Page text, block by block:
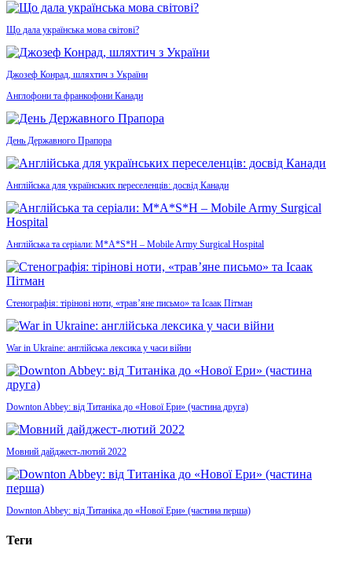
Що дала українська мова світові?
Джозеф Конрад, шляхтич з України
Англофони та франкофони Канади
День Державного Прапора
Англійська для українських переселенців: досвід Канади
Англійська та серіали: M*A*S*H – Mobile Army Surgical Hospital
Стенографія: тірінові ноти, «трав’яне письмо» та Ісаак Пітман
War in Ukraine: англійська лексика у часи війни
Downton Abbey: від Титаніка до «Нової Ери» (частина друга)
Мовний дайджест-лютий 2022
Downton Abbey: від Титаніка до «Нової Ери» (частина перша)
Теги